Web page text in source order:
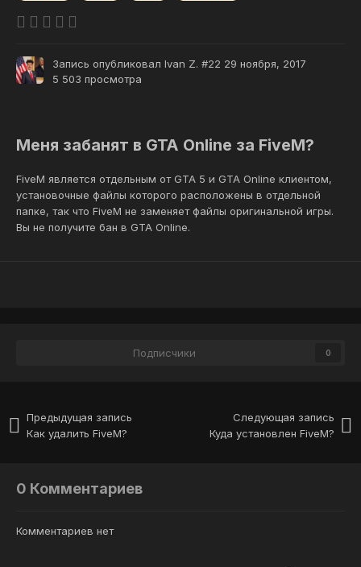
Запись опубликовал Ivan Z. #22 29 ноября, 2017
5 503 просмотра
Меня забанят в GTA Online за FiveM?
FiveM является отдельным от GTA 5 и GTA Online клиентом,
установочные файлы которого расположены в отдельной
папке, так что FiveM не заменяет файлы оригинальной игры.
Вы не получите бан в GTA Online.
Подписчики 0
Предыдущая запись
Как удалить FiveM?
Следующая запись
Куда установлен FiveM?
0 Комментариев
Комментариев нет